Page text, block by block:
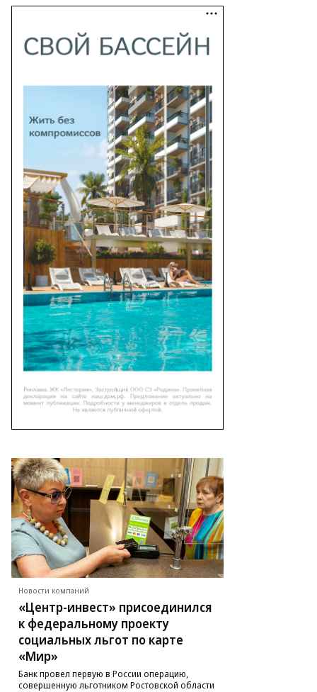
Новости компаний
«Центр-инвест» присоединился
к федеральному проекту
социальных льгот по карте
«Мир»
Банк провел первую в России операцию,
совершенную льготником Ростовской области